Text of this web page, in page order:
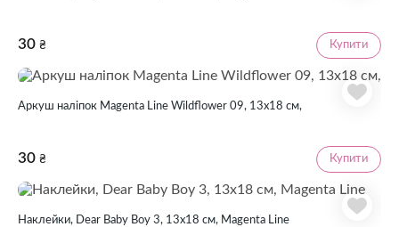
30 ₴ Купити
Аркуш наліпок Magenta Line Wildflower 09, 13х18 см,
30 ₴ Купити
Наклейки, Dear Baby Boy 3, 13х18 см, Magenta Line